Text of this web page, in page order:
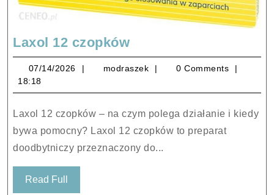
Laxol 12 czopkówLaxol
12
czopków
07/14/2026 07/14/2026
modraszek modraszek
0 Comments
18:18
Laxol 12 czopków – na czym polega działanie i kiedy
bywa pomocny? Laxol 12 czopków to preparat
doodbytniczy przeznaczony do...
Read Full